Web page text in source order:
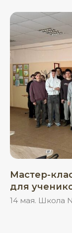
Мастер-
для
14 мая. Школа